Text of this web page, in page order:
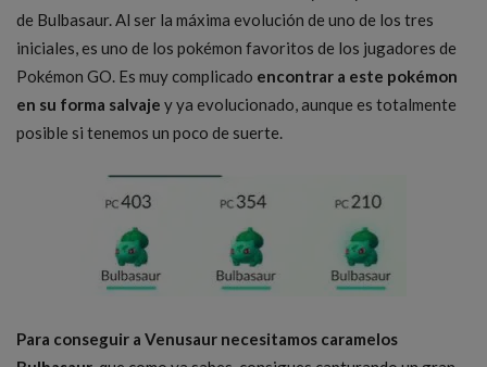
de Bulbasaur. Al ser la máxima evolución de uno de los tres
iniciales, es uno de los pokémon favoritos de los jugadores de
Pokémon GO. Es muy complicado encontrar a este pokémon
en su forma salvaje y ya evolucionado, aunque es totalmente
posible si tenemos un poco de suerte.
Para conseguir a Venusaur necesitamos caramelos